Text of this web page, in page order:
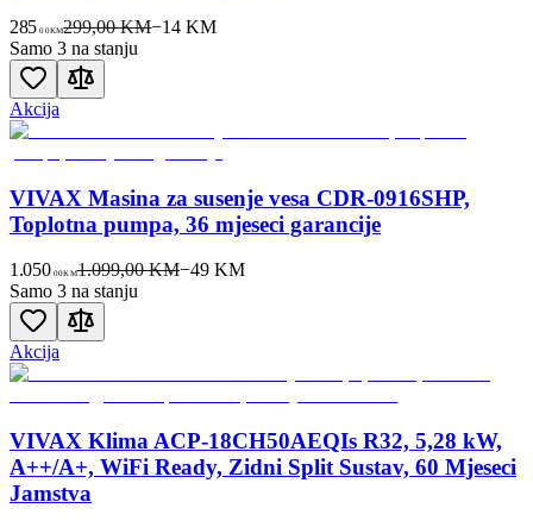
285 00KM299,00 KM−14 KM
Samo 3 na stanju
Akcija
VIVAX Masina za susenje vesa CDR-0916SHP,
Toplotna pumpa, 36 mjeseci garancije
1.050 00KM1.099,00 KM−49KM
Samo 3 na stanju
Akcija
VIVAX Klima ACP-18CH50AEQIs R32, 5,28 kW,
A++/A+, WiFi Ready, Zidni Split Sustav, 60 Mjeseci
Jamstva